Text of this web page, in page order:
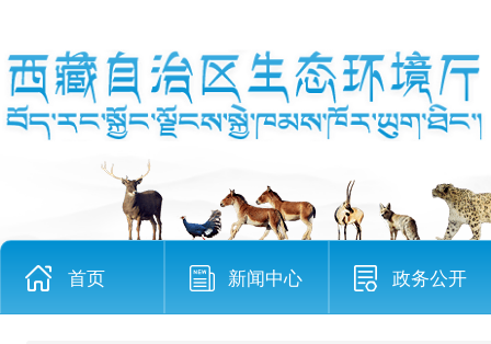
首页 新闻中心 政务公开